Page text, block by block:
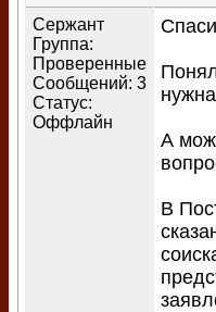
Сержант
Группа:
Проверенные
Сообщений: 3
Статус:
Оффлайн
А
В